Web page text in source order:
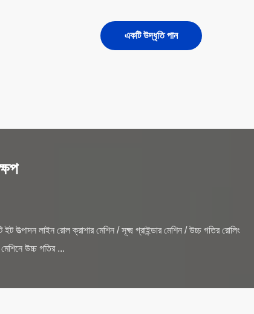
একটি উদ্ধৃতি পান
উত্পাদন লাইন রোল ক্রাশার মেশিন / সূক্ষ্ম গ্রাইন্ডার মেশিন / উচ্চ গতির রোলিং